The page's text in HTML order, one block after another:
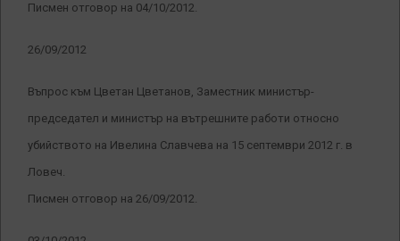
Писмен отговор на 04/10/2012.
26/09/2012
Въпрос към Цветан Цветанов, Заместник министър-
председател и министър на вътрешните работи относно
убийството на Ивелина Славчева на 15 септември 2012 г. в
Ловеч.
Писмен отговор на 26/09/2012.